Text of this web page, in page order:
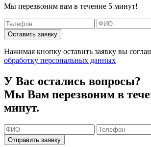
Мы перезвоним вам в течение 5 минут!
Оставить заявку
Нажимая кнопку оставить заявку вы
обработку персональных данных
У Вас остались вопросы?
Мы Вам перезвоним в
минут.
Отправить заявку